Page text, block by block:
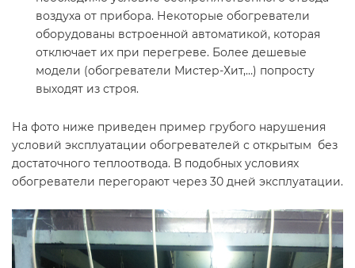
воздуха от прибора. Некоторые обогреватели
оборудованы встроенной автоматикой, которая
отключает их при перегреве. Более дешевые
модели (обогреватели Мистер-Хит,…) попросту
выходят из строя.
На фото ниже приведен пример грубого нарушения
условий эксплуатации обогревателей с открытым без
достаточного теплоотвода. В подобных условиях
обогреватели перегорают через 30 дней эксплуатации.